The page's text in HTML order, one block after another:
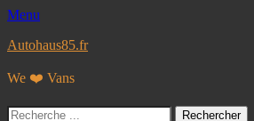
Menu
Autohaus85.fr
We ❤️ Vans
Rechercher :